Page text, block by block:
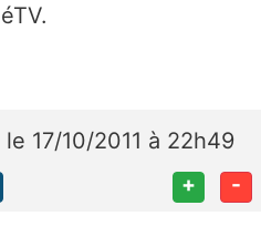
le 17/10/2011 à 22h49
+ -